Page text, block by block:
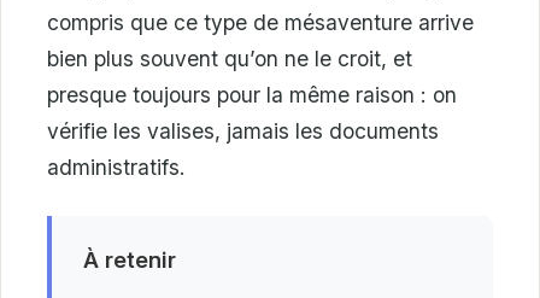
compris que ce type de mésaventure arrive
bien plus souvent qu’on ne le croit, et
presque toujours pour la même raison : on
vérifie les valises, jamais les documents
administratifs.
À retenir